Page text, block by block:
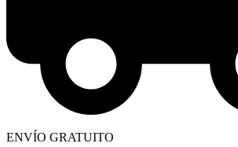
ENVÍO GRATUITO